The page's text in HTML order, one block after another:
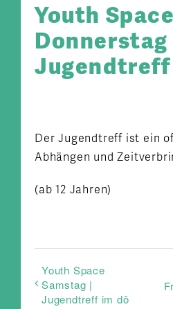
Youth Space
Donnerstag
Jugendtreff
Der Jugendtreff ist ein
Abhängen und
(ab 12 Jahren)
Youth Space
Samstag |
Jugendtreff im dô